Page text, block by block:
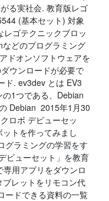
る実社会. 教育版レゴ
(基本セット) 対象
ゴテクニックブロッ
どのプログラミング
ドオンソフトウェアを
ウンロードが必要で
ド. ev3dev とは EV3
1つである、Debian
Debian 2015年1月30
ロボ デビューセッ
トを作ってみまし
グラミングの学習をす
ビューセット」を教育
用アプリをダウンロ
レットをリモコン代
ードできる資料の一覧